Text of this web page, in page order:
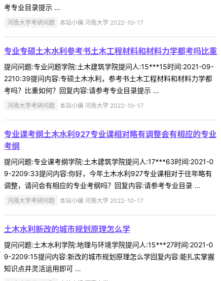
考专业目录提示 ...
河南大学考研问题 本站小编 河南大学 2022-10-17
专业专硕土木水利参考书土木工程材料和材料力学都考吗比重
提问问题:专业问题学院:土木建筑学院提问人:15***15时间:2021-09-
2210:39提问内容:专硕土木水利，参考书土木工程材料和材料力学都
考吗？比重如何？回复内容:请参考专业目录提示 ...
河南大学考研问题 本站小编 河南大学 2022-10-17
专业课考纲土木水利927专业课相对略有调整会有相应的专业
考纲
提问问题:专业课考纲学院:土木建筑学院提问人:17***63时间:2021-0
9-2209:33提问内容:你好，今年土木水利927专业课相对于往年略有
调整，请问会有相应的专业考纲吗？回复内容:请参考专业目录 ...
河南大学考研问题 本站小编 河南大学 2022-10-17
土木水利新改的城市规划原理怎么学
提问问题:土木水利学院:地理与环境学院提问人:15***27时间:2021-0
9-2209:15提问内容:新改的城市规划原理怎么学回复内容:能扎实掌握
知识点并灵活运用即可 ...